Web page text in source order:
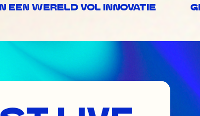
EEN WERELD VOL INNOVATIE